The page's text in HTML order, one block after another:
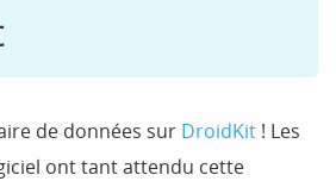
de données sur DroidKit ! Les
ont tant attendu cette